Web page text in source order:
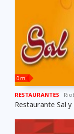
0 m
RESTAURANTES
Restaurante Sal y